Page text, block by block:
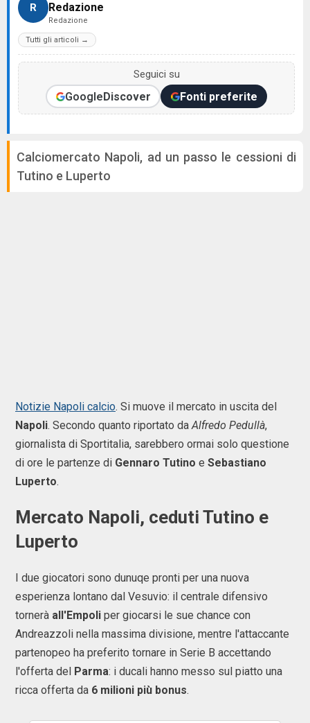
R Redazione
Redazione
Tutti gli articoli →
Seguici su
GoogleDiscover Fonti preferite
Calciomercato Napoli, ad un passo le cessioni di
Tutino e Luperto
Notizie Napoli calcio. Si muove il mercato in uscita del
Napoli. Secondo quanto riportato daAlfredo Pedullà,
giornalista di Sportitalia, sarebbero ormai solo questione
di ore le partenze di Gennaro Tutino e Sebastiano
Luperto.
Mercato Napoli, ceduti Tutino e
Luperto
I due giocatori sono dunuqe pronti per una nuova
esperienza lontano dal Vesuvio: il centrale difensivo
tornerà all'Empoli per giocarsi le sue chance con
Andreazzoli nella massima divisione, mentre l'attaccante
partenopeo ha preferito tornare in Serie B accettando
l'offerta del
Parma: i ducali hanno messo sul piatto una
ricca offerta da 6 milioni più bonus.